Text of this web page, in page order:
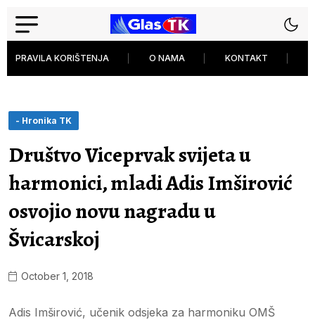
PRAVILA KORIŠTENJA O NAMA KONTAKT
- Hronika TK
Društvo Viceprvak svijeta u
harmonici, mladi Adis Imširović
osvojio novu nagradu u
Švicarskoj
October 1, 2018
Adis Imširović, učenik odsjeka za harmoniku OMŠ